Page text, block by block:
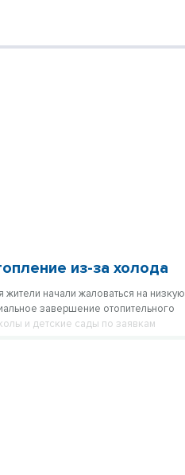
из-за холода
начали жаловаться на низкую
завершение отопительного
и детские сады по заявкам